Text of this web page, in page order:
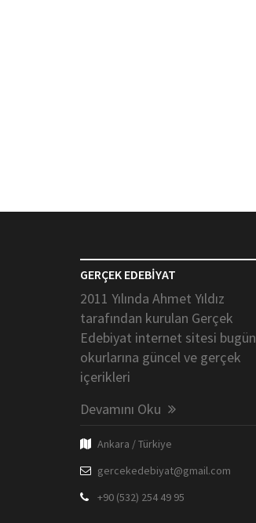
GERÇEK EDEBİYAT
2011 Yılında Ahmet Yıldız
tarafından kurulan Gerçek
Edebiyat internet sitesi bugün
okurlarına güncel ve gerçek
içerikleri
Devamını Oku
Ankara / Türkiye
gercekedebiyat@gmail.com
+90 (532) 254 49 95